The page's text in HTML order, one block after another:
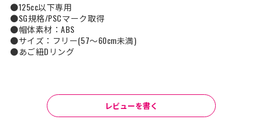
●125cc以下専用
●SG規格/PSCマーク取得
●帽体素材：ABS
●サイズ：フリー(57～60cm未満)
●あご紐Dリング
レビューを書く